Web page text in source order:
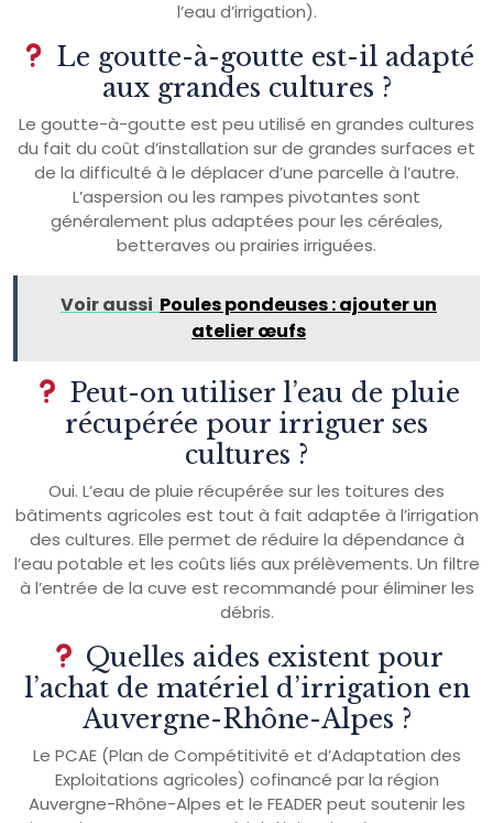
l’eau d’irrigation).
Le goutte-à-goutte est-il adapté
aux grandes cultures ?
Le goutte-à-goutte est peu utilisé en grandes cultures
du fait du coût d’installation sur de grandes surfaces et
de la difficulté à le déplacer d’une parcelle à l’autre.
L’aspersion ou les rampes pivotantes sont
généralement plus adaptées pour les céréales,
betteraves ou prairies irriguées.
Voir aussi Poules pondeuses : ajouter un
atelier œufs
Peut-on utiliser l’eau de pluie
récupérée pour irriguer ses
cultures ?
Oui. L’eau de pluie récupérée sur les toitures des
bâtiments agricoles est tout à fait adaptée à l’irrigation
des cultures. Elle permet de réduire la dépendance à
l’eau potable et les coûts liés aux prélèvements. Un filtre
à l’entrée de la cuve est recommandé pour éliminer les
débris.
Quelles aides existent pour
l’achat de matériel d’irrigation en
Auvergne-Rhône-Alpes ?
Le PCAE (Plan de Compétitivité et d’Adaptation des
Exploitations agricoles) cofinancé par la région
Auvergne-Rhône-Alpes et le FEADER peut soutenir les